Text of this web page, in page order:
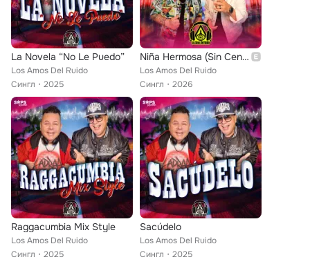
La Novela “No Le Puedo”
Los Amos Del Ruido
Сингл
2025
Niña Hermosa (Sin Censura)
Los Amos Del Ruido
Сингл
2026
Raggacumbia Mix Style
Los Amos Del Ruido
Сингл
2025
Sacúdelo
Los Amos Del Ruido
Сингл
2025